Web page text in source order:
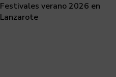
Festivales verano 2026 en
Lanzarote